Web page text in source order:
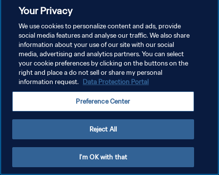
شاهد أبرز لقطات مباراة فرنسا وكندا التي أُقيمت في أسباير زون، الدوحة،
شروط الخدمة
إدارة تفضيلات ملفات تعريف الارتباط
Your Privacy
We use cookies to personalize content and ads, provide
social media features and analyse our traffic. We also share
information about your use of our site with our social
media, advertising and analytics partners. You can select
your cookie preferences by clicking on the buttons on the
right and place a do not sell or share my personal
information request. Data Protection Portal
Preference Center
Reject All
I'm OK with that